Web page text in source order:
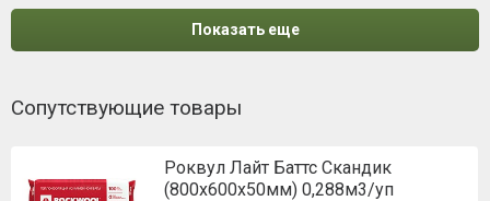
Показать еще
Сопутствующие товары
Роквул Лайт Баттс Скандик
(800х600х50мм) 0,288м3/уп